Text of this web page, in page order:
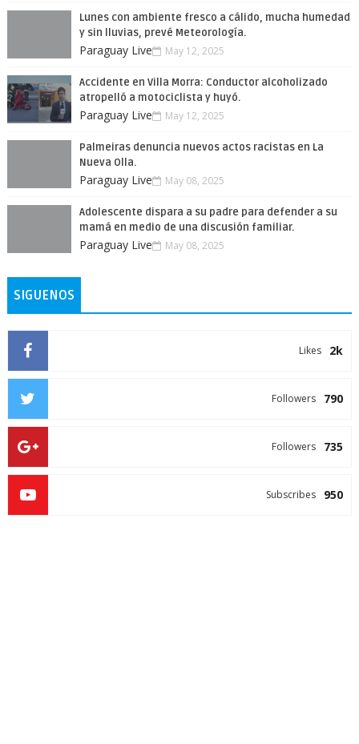
Lunes con ambiente fresco a cálido, mucha humedad
y sin lluvias, prevé Meteorología.
Paraguay Live May 12, 2025
Accidente en Villa Morra: Conductor alcoholizado
atropelló a motociclista y huyó.
Paraguay Live May 12, 2025
Palmeiras denuncia nuevos actos racistas en La
Nueva Olla.
Paraguay Live May 08, 2025
Adolescente dispara a su padre para defender a su
mamá en medio de una discusión familiar.
Paraguay Live May 08, 2025
SIGUENOS
2k
Likes
790
Followers
735
Followers
950
Subscribes